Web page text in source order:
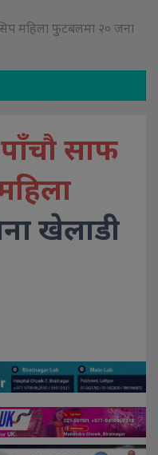
महिला फुटबलमा २० जना
पाँचौ साफ
खेलाडी